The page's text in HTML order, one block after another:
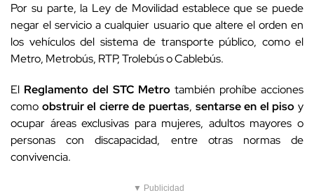
Por su parte, la Ley de Movilidad establece que se puede
negar el servicio a cualquier usuario que altere el orden en
los vehículos del sistema de transporte público, como el
Metro, Metrobús, RTP, Trolebús o Cablebús.
El Reglamento del STC Metro también prohíbe acciones
como obstruir el cierre de puertas, sentarse en el piso y
ocupar áreas exclusivas para mujeres, adultos mayores o
personas con discapacidad, entre otras normas de
convivencia.
▼ Publicidad